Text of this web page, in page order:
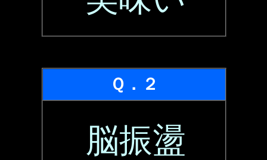
Ｑ．２
脳振盪